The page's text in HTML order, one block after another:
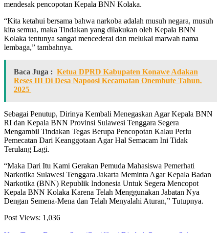
mendesak pencopotan Kepala BNN Kolaka.
“Kita ketahui bersama bahwa narkoba adalah musuh negara, musuh
kita semua, maka Tindakan yang dilakukan oleh Kepala BNN
Kolaka tentunya sangat mencederai dan melukai marwah nama
lembaga,” tambahnya.
Baca Juga : Ketua DPRD Kabupaten Konawe Adakan
Reses III Di Desa Napoosi Kecamatan Onembute Tahun.
2025
Sebagai Penutup, Dirinya Kembali Menegaskan Agar Kepala BNN
RI dan Kepala BNN Provinsi Sulawesi Tenggara Segera
Mengambil Tindakan Tegas Berupa Pencopotan Kalau Perlu
Pemecatan Dari Keanggotaan Agar Hal Semacam Ini Tidak
Terulang Lagi.
“Maka Dari Itu Kami Gerakan Pemuda Mahasiswa Pemerhati
Narkotika Sulawesi Tenggara Jakarta Meminta Agar Kepala Badan
Narkotika (BNN) Republik Indonesia Untuk Segera Mencopot
Kepala BNN Kolaka Karena Telah Menggunakan Jabatan Nya
Dengan Semena-Mena dan Telah Menyalahi Aturan,” Tutupnya.
Post Views: 1,036